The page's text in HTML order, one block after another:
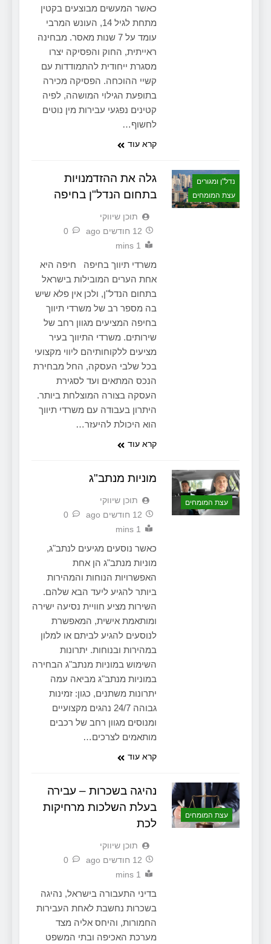
כאשר המעשים מבוצעים בקטין
מתחת לגיל 14, העונש המרבי
עומד על 7 שנות מאסר. מבחינה
ראייתית, החוק והפסיקה יצרו
מסגרת ייחודית להתמודדות עם
קשיי ההוכחה. הפסיקה מכירה
בתופעת הגילוי המושהה, לפיה
קטינים נפגעי עבירות מין נוטים
לחשוף…
קרא עוד
נדל"ן ומגורים
עצת המומחים
גלה את ההזדמנויות
בתחום הנדל"ן בחיפה
תוכן שיווקי
12 חודשים ago
0
1 mins
משרדי תיווך בחיפה חיפה היא
אחת הערים המובילות בישראל
בתחום הנדל"ן, ולכן אין פלא שיש
בה מספר רב של משרדי תיווך
בחיפה המציעים מגוון רחב של
שירותים. משרדי התיווך בעיר
מציעים ללקוחותיהם ליווי מקצועי
בכל שלבי העסקה, החל מבחירת
הנכס המתאים ועד לסגירת
העסקה בצורה המוצלחת ביותר.
היתרון בעבודה עם משרדי תיווך
הוא היכולת להיעזר…
קרא עוד
עצת המומחים
מוניות מנתב"ג
תוכן שיווקי
12 חודשים ago
0
1 mins
כאשר נוסעים מגיעים לנתב"ג,
מוניות מנתב"ג הן אחת
האפשרויות הנוחות והמהירות
ביותר להגיע ליעד הבא שלהם.
השירות מציע חוויית נסיעה ישירה
ומותאמת אישית, המאפשרת
לנוסעים להגיע לביתם או למלון
במהירות ובנוחות. יתרונות
השימוש במוניות מנתב"ג הבחירה
במוניות מנתב"ג מביאה עמה
יתרונות משתנים, כגון: זמינות
גבוהה 24/7 נהגים מקצועיים
ומנוסים מגוון רחב של רכבים
מותאמים לצרכים…
קרא עוד
עצת המומחים
נהיגה בשכרות – עבירה
בעלת השלכות מרחיקות
לכת
תוכן שיווקי
12 חודשים ago
0
1 mins
בדיני התעבורה בישראל, נהיגה
בשכרות נחשבת לאחת העבירות
החמורות, והיחס אליה מצד
מערכת האכיפה ובתי המשפט